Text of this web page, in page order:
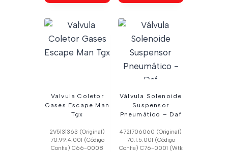
Valvula Coletor
Gases Escape Man
Tgx
2V5131363 (Original)
70.99.4.001 (Código
Confia) C66-0008
Válvula Solenoide
Suspensor
Pneumático – Daf
4721706060 (Original)
70.1.5.001 (Código
Confia) C76-0001 (Wtk